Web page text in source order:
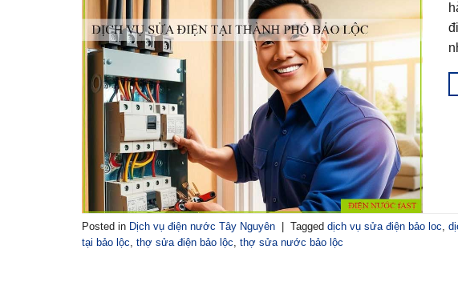
Posted in Dịch vụ điện nước Tây Nguyên Tagged dịch vụ sửa điện bảo loc,
tại bảo lộc, thợ sửa điện bảo lộc, thợ sửa nước bảo lộc